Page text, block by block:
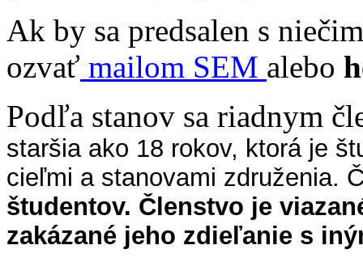
Ak by sa predsalen s
ozvať mailom SEM alebo
Podľa stanov sa riadnym
staršia ako 18 rokov, ktorá je
cieľmi a stanovami združenia.
študentov. Členstvo je
zakázané jeho zdieľanie s